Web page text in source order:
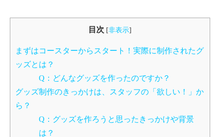
目次 [非表示]
まずはコースターからスタート！実際に制作されたグ
ッズとは？
Q：どんなグッズを作ったのですか？
グッズ制作のきっかけは、スタッフの「欲しい！」か
ら？
Q：グッズを作ろうと思ったきっかけや背景
は？